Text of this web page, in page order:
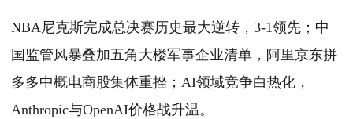
NBA尼克斯完成总决赛历史最大逆转，3-1领先；中
国监管风暴叠加五角大楼军事企业清单，阿里京东拼
多多中概电商股集体重挫；AI领域竞争白热化，
Anthropic与OpenAI价格战升温。